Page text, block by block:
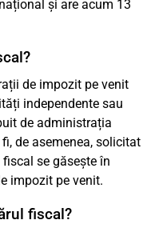
și are acum 13
de impozit pe venit
independente sau
de administrația
de asemenea, solicitat
se găsește în
impozit pe venit.
fiscal?